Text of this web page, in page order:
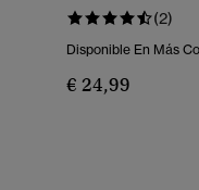
(2)
Disponible En Más
€ 24,99